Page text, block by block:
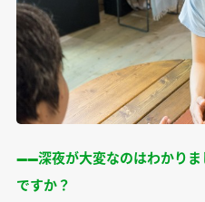
――深夜が大変なのはわかり
ですか？